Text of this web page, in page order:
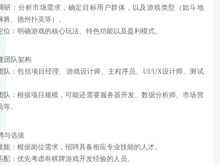
研：分析市场需求，确定目标用户群体，以及游戏类型（如斗地
将、德州扑克等）。
位：明确游戏的核心玩法、特色功能以及盈利模式。
团队架构
队：包括项目经理、游戏设计师、主程序员、UI/UX设计师、测试
队：根据项目规模，可能还需要服务器开发、数据分析师、市场营
。
与选拔
能：根据岗位需求，招聘具备相应专业技能的人才。
配：优先考虑有棋牌游戏开发经验的人员。